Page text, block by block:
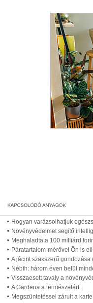
Hogyan varázsolhatjuk
Növényvédelmet segítő
Meghaladta a 100 milliárd
Páratartalom-mérővel Ön is
A jácint szakszerű gondozása
Nébih: három éven belül
Visszaesett tavaly a
A Gardena a természetért
Megszüntetéssel zárult a